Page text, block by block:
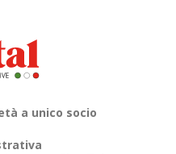
a unico socio